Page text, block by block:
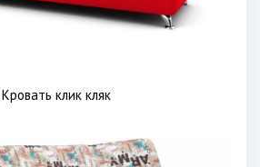
Кровать клик кляк